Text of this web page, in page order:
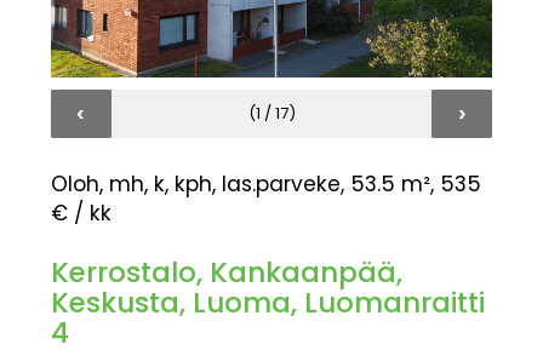
‹ (1 / 17) ›
Oloh, mh, k, kph, las.parveke, 53.5 m², 535
€ / kk
Kerrostalo, Kankaanpää,
Keskusta, Luoma, Luomanraitti
4